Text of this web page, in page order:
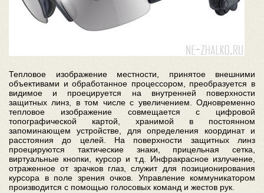
Тепловое изображение местности, принятое внешними
объективами и обработанное процессором, преобразуется в
видимое и проецируется на внутренней поверхности
защитных линз, в том числе с увеличением. Одновременно
тепловое изображение совмещается с цифровой
топографической картой, хранимой в постоянном
запоминающем устройстве, для определения координат и
расстояния до целей. На поверхности защитных линз
проецируются тактические знаки, прицельная сетка,
виртуальные кнопки, курсор и т.д. Инфракрасное излучение,
отраженное от зрачков глаз, служит для позиционирования
курсора в поле зрения очков. Управление коммуникатором
производится с помощью голосовых команд и жестов рук.